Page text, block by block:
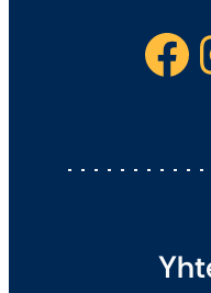
Facebook